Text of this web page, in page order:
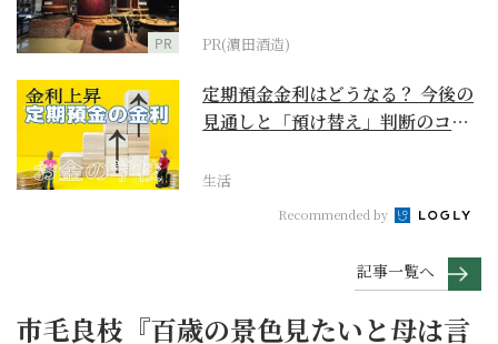
PR PR(濵田酒造)
定期預金金利はどうなる？ 今後の
見通しと「預け替え」判断のコツ
生活
Recommended by
記事一覧へ
市毛良枝『百歳の景色見たいと母は言